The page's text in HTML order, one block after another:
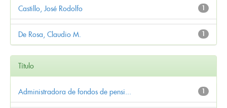
1
Castillo, José Rodolfo
1
De Rosa, Claudio M.
Título
1
Administradora de fondos de pensi...